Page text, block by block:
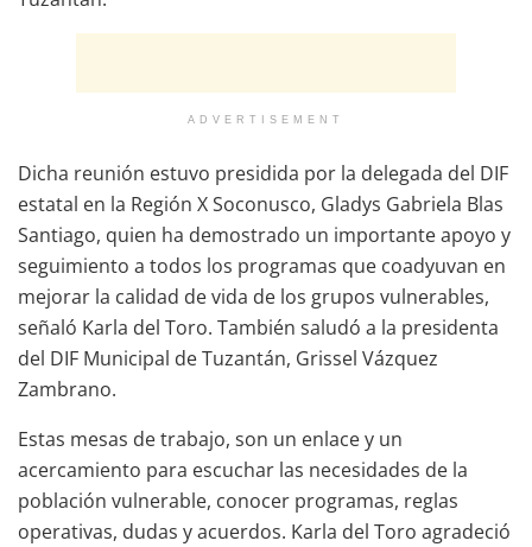
ADVERTISEMENT
Dicha reunión estuvo presidida por la delegada del DIF
estatal en la Región X Soconusco, Gladys Gabriela Blas
Santiago, quien ha demostrado un importante apoyo y
seguimiento a todos los programas que coadyuvan en
mejorar la calidad de vida de los grupos vulnerables,
señaló Karla del Toro. También saludó a la presidenta
del DIF Municipal de Tuzantán, Grissel Vázquez
Zambrano.
Estas mesas de trabajo, son un enlace y un
acercamiento para escuchar las necesidades de la
población vulnerable, conocer programas, reglas
operativas, dudas y acuerdos. Karla del Toro agradeció